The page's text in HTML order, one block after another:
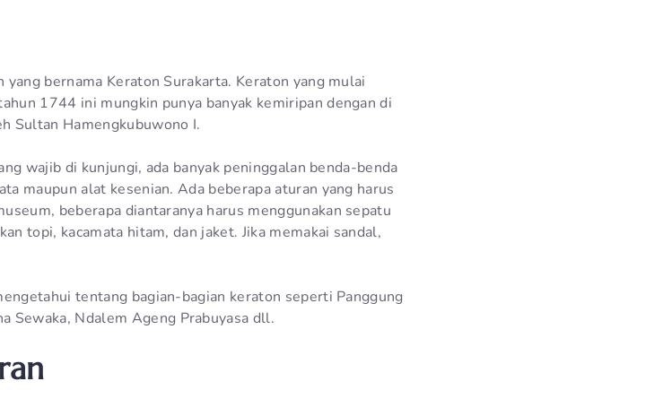
bernama Keraton Surakarta. Keraton yang mulai
1744 ini mungkin punya banyak kemiripan dengan di
Sultan Hamengkubuwono I.
wajib di kunjungi, ada banyak peninggalan benda-benda
maupun alat kesenian. Ada beberapa aturan yang harus
beberapa diantaranya harus menggunakan sepatu
topi, kacamata hitam, dan jaket. Jika memakai sandal,
tentang bagian-bagian keraton seperti Panggung
Sewaka, Ndalem Ageng Prabuyasa dll.